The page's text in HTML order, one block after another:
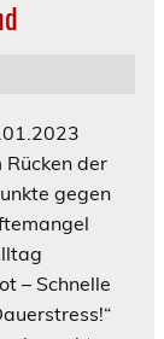
der
gegen
– Schnelle